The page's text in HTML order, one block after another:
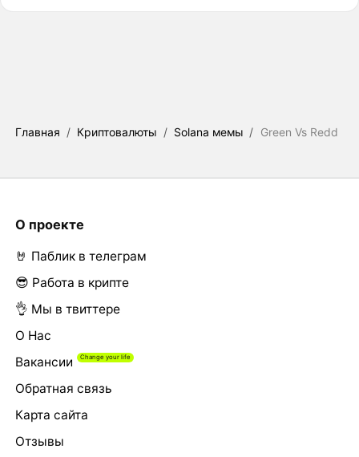
Главная / Криптовалюты / Solana мемы / Green Vs Redd
О проекте
🤘 Паблик в телеграм
😎 Работа в крипте
👌 Мы в твиттере
О Нас
Вакансии
Обратная связь
Карта сайта
Отзывы